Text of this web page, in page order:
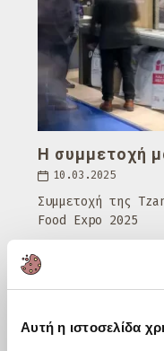
Αυτή η ιστοσελίδα
Η συμμετοχή
10.03.2025
Συμμετοχή της
Food Expo 2025
Δείτε το άρθρο